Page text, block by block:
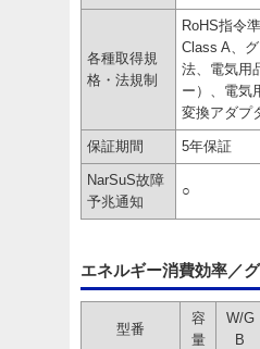
各種取得規
格・法規制
RoHS指令
Class A、
法、電気用
ー）、電気
変換アダプ
保証期間 5年保証
NarSuS故障
予兆通知
○
エネルギー消費効率／
型番
容
量
W/G
B